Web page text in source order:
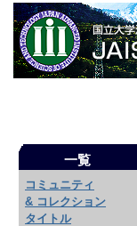
一覧
コミュニティ
& コレクション
タイトル